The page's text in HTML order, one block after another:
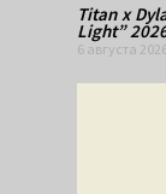
Titan x
Light”
6 августа